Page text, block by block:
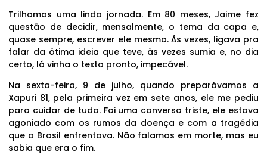
Trilhamos uma linda jornada. Em 80 meses, Jaime fez
questão de decidir, mensalmente, o tema da capa e,
quase sempre, escrever ele mesmo. Às vezes, ligava pra
falar da ótima ideia que teve, às vezes sumia e, no dia
certo, lá vinha o texto pronto, impecável.
Na sexta-feira, 9 de julho, quando preparávamos a
Xapuri 81, pela primeira vez em sete anos, ele me pediu
para cuidar de tudo. Foi uma conversa triste, ele estava
agoniado com os rumos da doença e com a tragédia
que o Brasil enfrentava. Não falamos em morte, mas eu
sabia que era o fim.